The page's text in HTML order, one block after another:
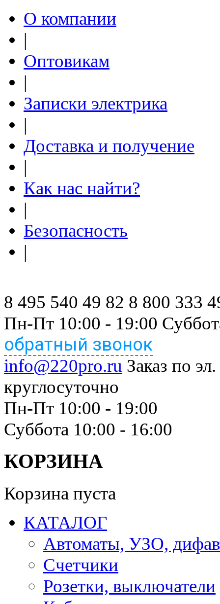
О компании
|
Оптовикам
|
Записки электрика
|
Доставка и получение
|
Как нас найти?
|
Безопасность
|
8 495 540 49 82 8 800 333
Пн-Пт 10:00 - 19:00
обратный звонок
info@220pro.ru Заказ по
круглосуточно
Пн-Пт 10:00 - 19:00
Суббота 10:00 - 16:00
КОРЗИНА
Корзина пуста
КАТАЛОГ
Автоматы, УЗО,
Счетчики
Розетки, выключатели